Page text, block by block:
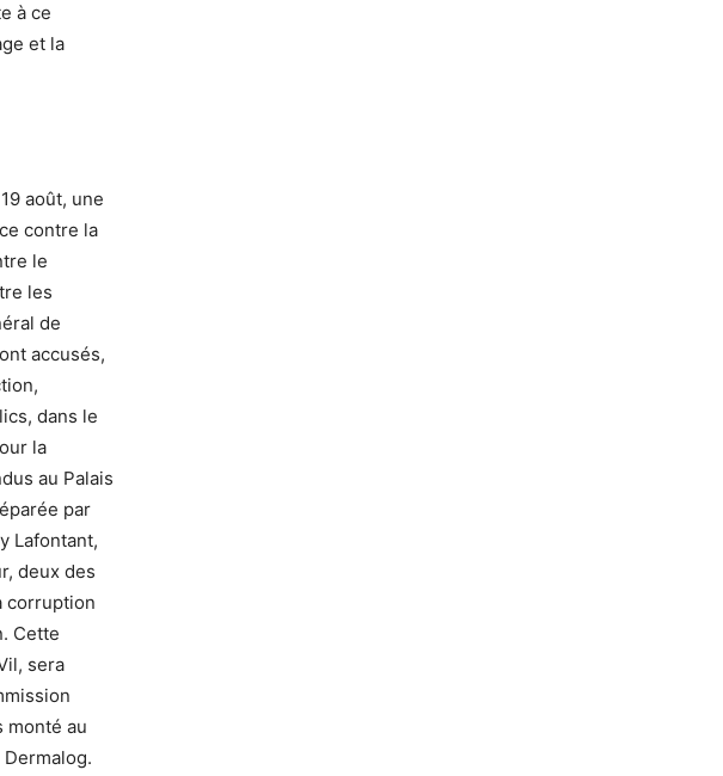
à ce
et la
août, une
contre la
le
les
de
accusés,
dans le
la
au Palais
par
Lafontant,
deux des
corruption
Cette
sera
monté au